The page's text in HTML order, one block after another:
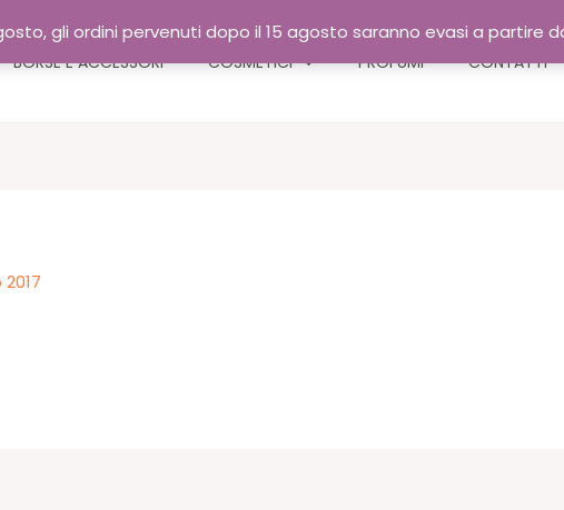
gli ordini pervenuti dopo il 15 agosto saranno evasi a partire
BORSE E ACCESSORI COSMETICI PROFUMI CONTATTI